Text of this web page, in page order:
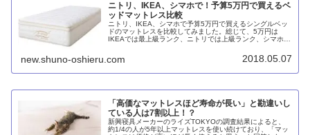
ニトリ、IKEA、シマホで！予算5万円で買えるベ
ッドマットレス比較
ニトリ、IKEA、シマホで予算5万円で買えるシングルベッ
ドのマットレスを比較してみました。総じて、5万円は
IKEAでは最上級ランク、ニトリでは上級ランク、シマホで
new.shuno-oshieru.com 2018.05.07
「高価なマットレスほど寿命が長い」と勘違いし
ている人は7割以上！？
新興寝具メーカーのライズTOKYOの調査結果によると、
約1/4の人が5年以上マットレスを使い続けており、「マッ